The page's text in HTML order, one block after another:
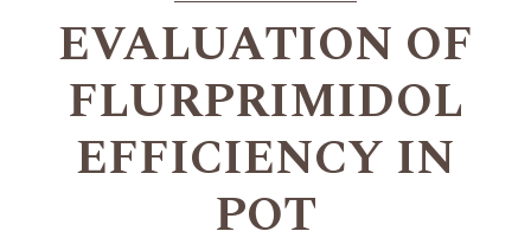
EVALUATION OF
FLURPRIMIDOL
EFFICIENCY IN
POT